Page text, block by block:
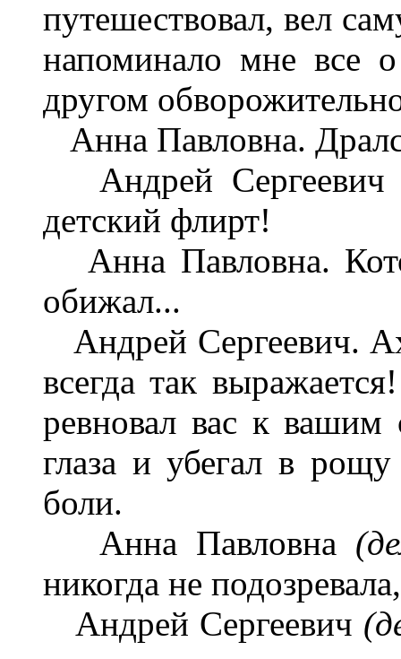
путешествовал, вел
напоминало мне все
другом
Анна Павловна.
Андрей
детский флирт!
Анна Павловна.
обижал...
Андрей Сергеевич.
всегда так
ревновал вас к вашим
глаза и убегал в
боли.
Анна Павловна
никогда не
Андрей Сергеевич